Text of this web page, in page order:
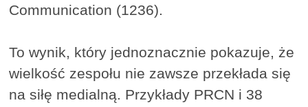
Communication (1236).
To wynik, który jednoznacznie pokazuje, że
wielkość zespołu nie zawsze przekłada się
na siłę medialną. Przykłady PRCN i 38